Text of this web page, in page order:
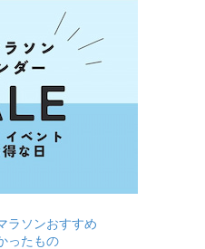
ラソンおすすめ
ったもの